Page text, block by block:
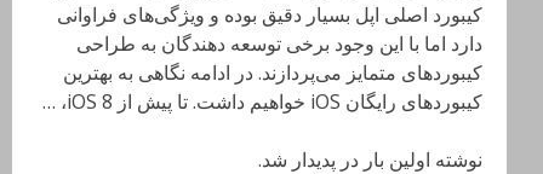
کیبورد اصلی اپل بسیار دقیق بوده و ویژگی‌های فراوانی
دارد اما با این وجود برخی توسعه دهندگان به طراحی
کیبوردهای متمایز می‌پردازند. در ادامه نگاهی به بهترین
کیبوردهای رایگان iOS خواهیم داشت. تا پیش از iOS 8، …
نوشته اولین بار در پدیدار شد.